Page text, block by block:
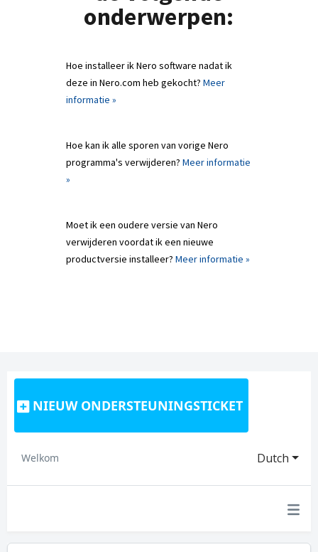
onderwerpen:
Hoe installeer ik Nero software nadat ik
deze in Nero.com heb gekocht? Meer
informatie »
Hoe kan ik alle sporen van vorige Nero
programma's verwijderen? Meer informatie
»
Moet ik een oudere versie van Nero
verwijderen voordat ik een nieuwe
productversie installeer? Meer informatie »
NIEUW ONDERSTEUNINGSTICKET
Dutch
Welkom